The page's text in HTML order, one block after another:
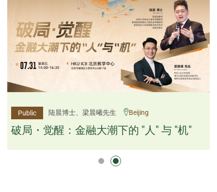
Public 杨文斌先生、邱良弼先生 Guangzhou
逻辑×算法：重塑资产配置内核
逻辑×算法：重塑资产配置内核
Public 陆晨博士、梁晨曦先生 Beijing
破局・觉醒：金融大潮下的 "人" 与 "机"